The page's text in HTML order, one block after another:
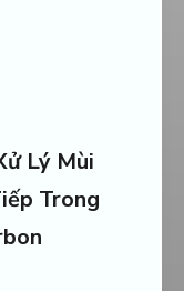
Lý Mùi
Trong